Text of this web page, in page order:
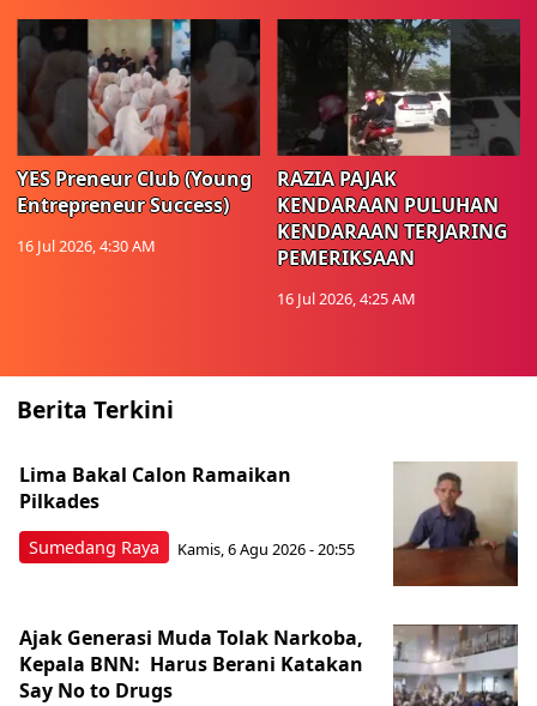
YES Preneur Club (Young
Entrepreneur Success)
16 Jul 2026, 4:30 AM
RAZIA PAJAK
KENDARAAN PULUHAN
KENDARAAN TERJARING
PEMERIKSAAN
16 Jul 2026, 4:25 AM
Berita Terkini
Sumedang Raya
Lima Bakal Calon Ramaikan
Pilkades
Kamis, 6 Agu 2026 - 20:55
Ajak Generasi Muda Tolak Narkoba,
Kepala BNN: Harus Berani Katakan
Say No to Drugs